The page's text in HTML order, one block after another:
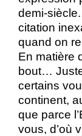
demi-
citation
quand on
En matière
bout…
certains
continent,
que parce
vous, d’où